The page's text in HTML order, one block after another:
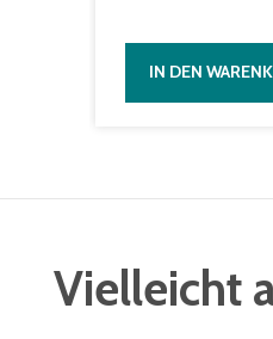
IN DEN
Vielleicht